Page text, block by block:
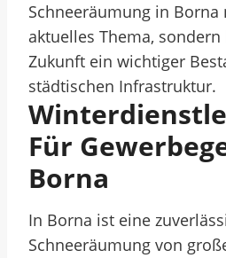
Schneeräumung in
aktuelles Thema,
Zukunft ein wichtiger
städtischen Infrastruktur.
Für
Borna
In Borna ist eine
Schneeräumung von